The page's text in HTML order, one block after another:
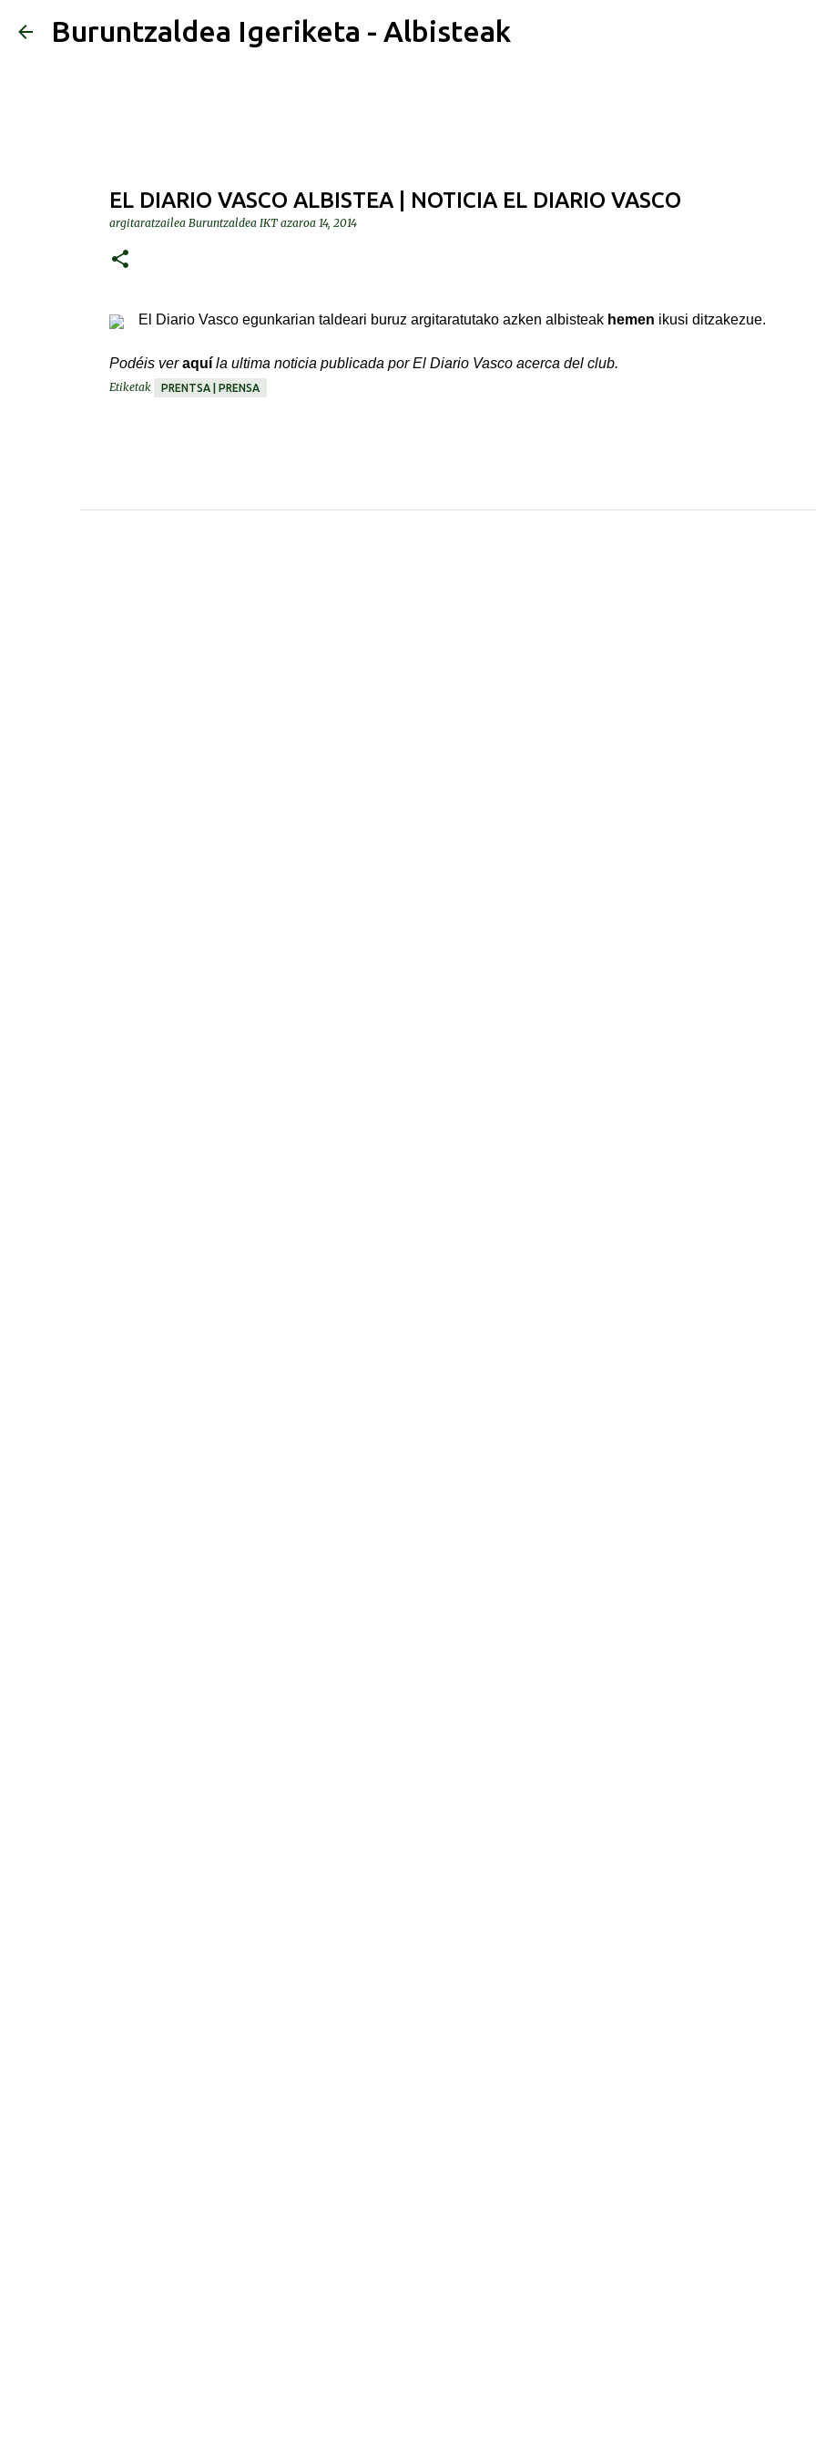
Saltatu eta joan eduki nagusira
Buruntzaldea Igeriketa - Albisteak
EL DIARIO VASCO ALBISTEA | NOTICIA EL DIARIO VASCO
argitaratzailea Buruntzaldea IKT azaroa 14, 2014
El Diario Vasco egunkarian taldeari buruz argitaratutako azken albisteak hemen ikusi ditzakezue.
Podéisveraquíla ultima noticia publicada por El Diario Vasco acerca del club.
Etiketak PRENTSA | PRENSA